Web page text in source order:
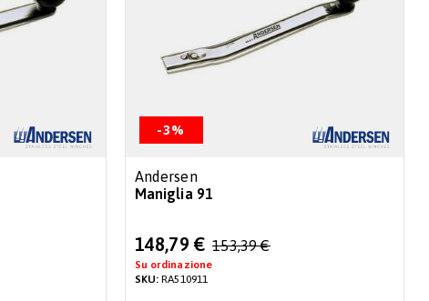
-3%
Andersen
Maniglia 91
Special
Price
148,79 € 153,39 €
Su ordinazione
SKU:RA510911